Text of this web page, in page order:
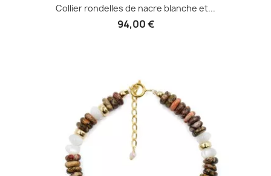
Collier rondelles de nacre blanche et...
94,00 €